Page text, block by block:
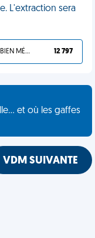
L'extraction sera
TU L'AS BIEN MÉRITÉ 12 797
et où les gaffes
VDM SUIVANTE